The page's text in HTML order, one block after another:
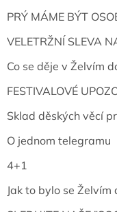
PRÝ MÁME BÝT
VELETRŽNÍ SLEVA
Co se děje v Želvím
FESTIVALOVÉ
Sklad děských věcí
O jednom telegramu
4+1
Jak to bylo se